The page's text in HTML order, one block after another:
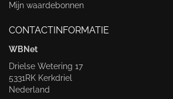
Mijn waardebonnen
CONTACTINFORMATIE
WBNet
Drielse Wetering 17
5331RK Kerkdriel
Nederland